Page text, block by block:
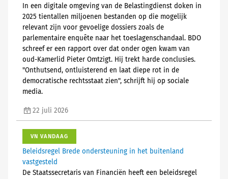
In een digitale omgeving van de Belastingdienst doken in
2025 tientallen miljoenen bestanden op die mogelijk
relevant zijn voor gevoelige dossiers zoals de
parlementaire enquête naar het toeslagenschandaal. BDO
schreef er een rapport over dat onder ogen kwam van
oud-Kamerlid Pieter Omtzigt. Hij trekt harde conclusies.
"Onthutsend, ontluisterend en laat diepe rot in de
democratische rechtsstaat zien", schrijft hij op sociale
media.
22 juli 2026
VN VANDAAG
Beleidsregel Brede ondersteuning in het buitenland
vastgesteld
De Staatssecretaris van Financiën heeft een beleidsregel